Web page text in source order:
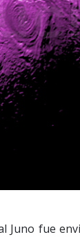
Juno fue